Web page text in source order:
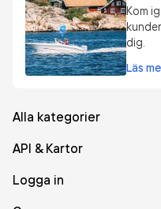
Kom
dig.
Läs
Alla kategorier
API & Kartor
Logga in